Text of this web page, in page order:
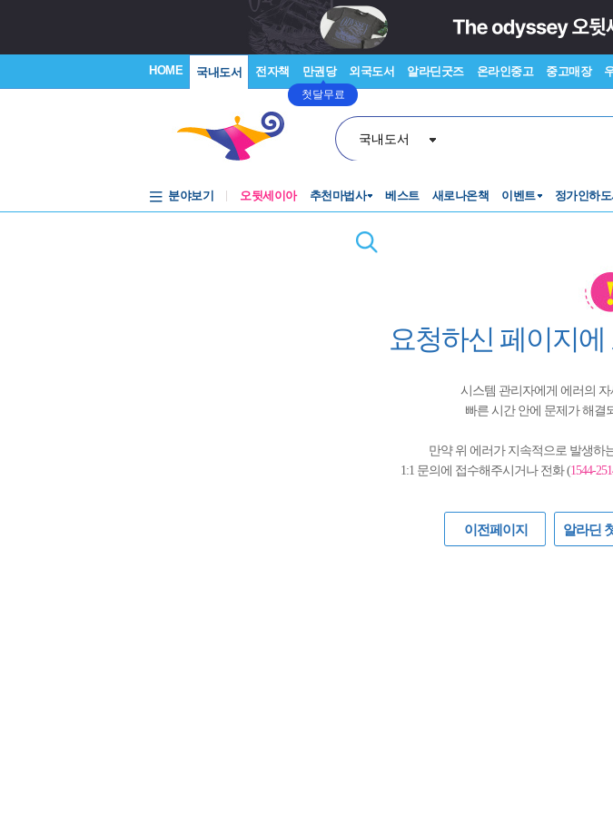
HOME 국내도서 전자책 만권당
첫달무료
외국도서 알라딘굿즈 온라인중고 중고매장
국내도서
분야보기 오뒷세이아 추천마법사 베스트 새로나온책 이벤트 정가인하도
요청하신 페이지
시스템 관리자에게 에러의
빠른 시간 안에 문제가 해결
만약 위 에러가 지속적으로 발생하
1:1 문의에 접수해주시거나 전화 (1544-
이전페이지 알라딘